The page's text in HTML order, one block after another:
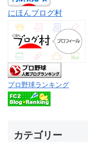
にほんブログ村
プロ野球ランキング
カテゴリー